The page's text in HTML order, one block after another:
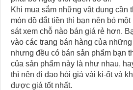
Khi mua sắm những vật dụng cần
món đồ đắt tiền thì bạn nên bỏ
sát xem chỗ nào bán giá rẻ hơn.
vào các trang bán hàng của
nhưng đều có bán sản phẩm bạn
của sản phẩm này là như nhau,
thì nên đi dạo hỏi giá vài ki-ốt và
được giá tốt nhất.